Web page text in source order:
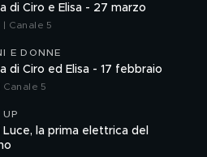
di Ciro e Elisa - 27 marzo
| Canale 5
E DONNE
di Ciro ed Elisa - 17 febbraio
Canale 5
UP
Luce, la prima elettrica del